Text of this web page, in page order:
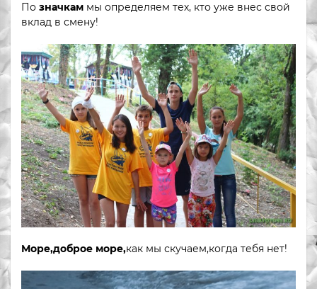
По значкам мы определяем тех, кто уже внес свой
вклад в смену!
Море,доброе море,как мы скучаем,когда тебя нет!